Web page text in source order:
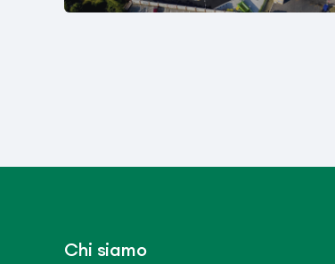
Chi siamo